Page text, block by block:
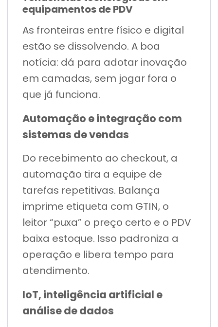
equipamentos de PDV
As fronteiras entre físico e digital
estão se dissolvendo. A boa
notícia: dá para adotar inovação
em camadas, sem jogar fora o
que já funciona.
Automação e integração com
sistemas de vendas
Do recebimento ao checkout, a
automação tira a equipe de
tarefas repetitivas. Balança
imprime etiqueta com GTIN, o
leitor “puxa” o preço certo e o PDV
baixa estoque. Isso padroniza a
operação e libera tempo para
atendimento.
IoT, inteligência artificial e
análise de dados